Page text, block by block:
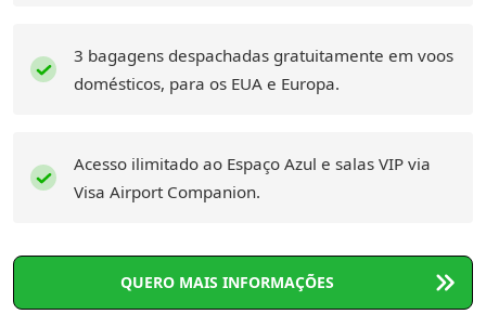
3 bagagens despachadas gratuitamente em voos
domésticos, para os EUA e Europa.
Acesso ilimitado ao Espaço Azul e salas VIP via
Visa Airport Companion.
QUERO MAIS INFORMAÇÕES